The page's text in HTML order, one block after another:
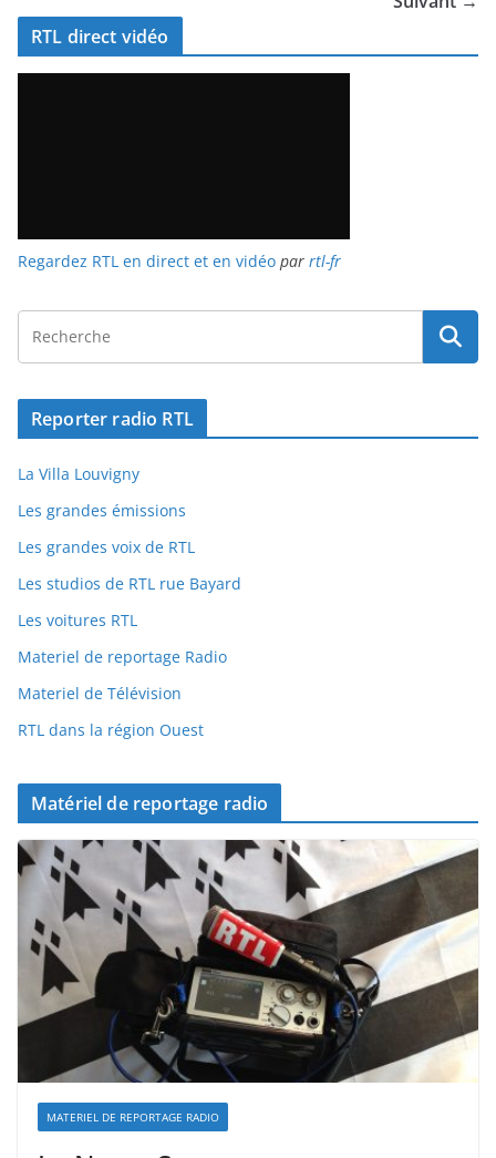
RTL direct vidéo
Regardez RTL en direct et en vidéo par rtl-fr
Reporter radio RTL
La Villa Louvigny
Les grandes émissions
Les grandes voix de RTL
Les studios de RTL rue Bayard
Les voitures RTL
Materiel de reportage Radio
Materiel de Télévision
RTL dans la région Ouest
Matériel de reportage radio
MATERIEL DE REPORTAGE RADIO